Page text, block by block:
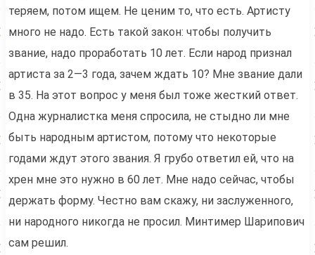
теряем, потом ищем. Не ценим то, что есть. Артисту
много не надо. Есть такой закон: чтобы получить
звание, надо проработать 10 лет. Если народ признал
артиста за 2—3 года, зачем ждать 10? Мне звание дали
в 35. На этот вопрос у меня был тоже жесткий ответ.
Одна журналистка меня спросила, не стыдно ли мне
быть народным артистом, потому что некоторые
годами ждут этого звания. Я грубо ответил ей, что на
хрен мне это нужно в 60 лет. Мне надо сейчас, чтобы
держать форму. Честно вам скажу, ни заслуженного,
ни народного никогда не просил. Минтимер Шарипович
сам решил.